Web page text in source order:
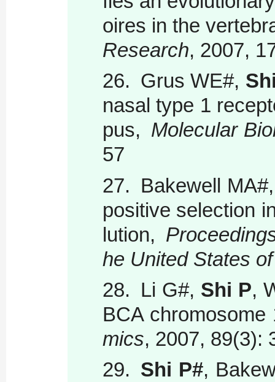
oires in the
Research, 2007,
26. Grus WE#,
nasal type 1
pus, Molecular
57
27. Bakewell
positive selection
lution,
he United States
28. Li G#, Shi P,
BCA
mics, 2007, 89(3):
29. Shi P#,